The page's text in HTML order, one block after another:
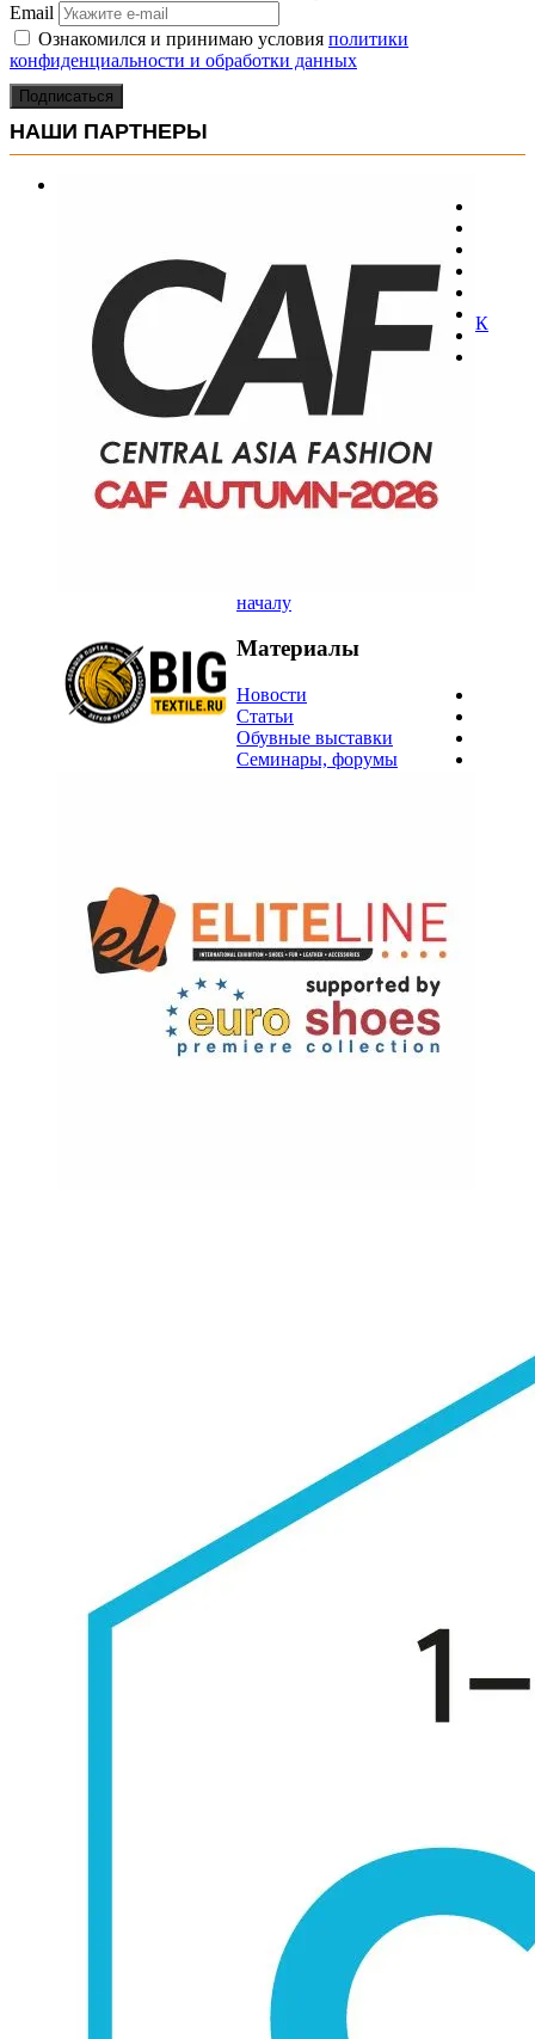
Email
Ознакомился и принимаю условия политики
конфиденциальности и обработки данных
Подписаться
НАШИ ПАРТНЕРЫ
К
началу
Материалы
Новости
Статьи
Обувные выставки
Семинары, форумы